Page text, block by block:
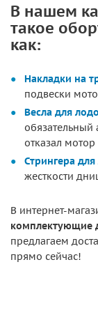
В нашем
такое
как:
Накладки на
подвески
Весла для
обязательный
отказал мотор
Стрингера
жесткости
В интернет-
комплектующие
предлагаем
прямо сейчас!